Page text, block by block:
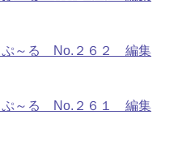
～る No.２６２ 編集
～る No.２６１ 編集